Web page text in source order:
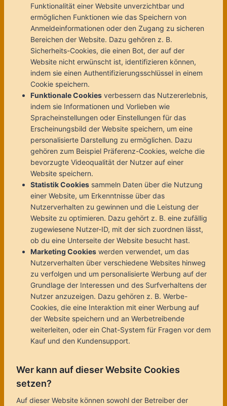
Funktionalität einer Website unverzichtbar und
ermöglichen Funktionen wie das Speichern von
Anmeldeinformationen oder den Zugang zu sicheren
Bereichen der Website. Dazu gehören z. B.
Sicherheits-Cookies, die einen Bot, der auf der
Website nicht erwünscht ist, identifizieren können,
indem sie einen Authentifizierungsschlüssel in einem
Cookie speichern.
Funktionale Cookies verbessern das Nutzererlebnis,
indem sie Informationen und Vorlieben wie
Spracheinstellungen oder Einstellungen für das
Erscheinungsbild der Website speichern, um eine
personalisierte Darstellung zu ermöglichen. Dazu
gehören zum Beispiel Präferenz-Cookies, welche die
bevorzugte Videoqualität der Nutzer auf einer
Website speichern.
Statistik Cookies sammeln Daten über die Nutzung
einer Website, um Erkenntnisse über das
Nutzerverhalten zu gewinnen und die Leistung der
Website zu optimieren. Dazu gehört z. B. eine zufällig
zugewiesene Nutzer-ID, mit der sich zuordnen lässt,
ob du eine Unterseite der Website besucht hast.
Marketing Cookies werden verwendet, um das
Nutzerverhalten über verschiedene Websites hinweg
zu verfolgen und um personalisierte Werbung auf der
Grundlage der Interessen und des Surfverhaltens der
Nutzer anzuzeigen. Dazu gehören z. B. Werbe-
Cookies, die eine Interaktion mit einer Werbung auf
der Website speichern und an Werbetreibende
weiterleiten, oder ein Chat-System für Fragen vor dem
Kauf und den Kundensupport.
Wer kann auf dieser Website Cookies
setzen?
Auf dieser Website können sowohl der Betreiber der